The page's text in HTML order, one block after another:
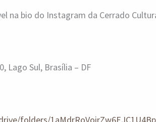
na bio do Instagram da Cerrado
Lago Sul, Brasília – DF